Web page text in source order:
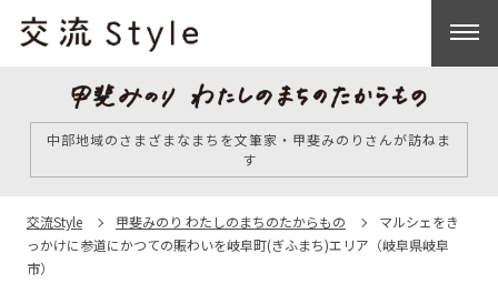
中部地域のさまざまなまちを文筆家・甲斐みのりさんが訪ねま
す
交流Style 甲斐みのり わたしのまちのたからもの
マルシェをき
っかけに参道にかつての賑わいを岐⾩町(ぎふまち)エリア （岐⾩県岐⾩
市）